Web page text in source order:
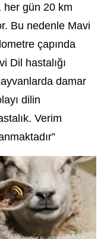
her gün 20 km
Bu nedenle Mavi
çapında
Dil hastalığı
damar
dilin
Verim